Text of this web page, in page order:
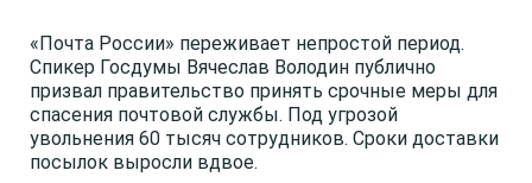
«Почта России» переживает непростой период.
Спикер Госдумы Вячеслав Володин публично
призвал правительство принять срочные меры для
спасения почтовой службы. Под угрозой
увольнения 60 тысяч сотрудников. Сроки доставки
посылок выросли вдвое.